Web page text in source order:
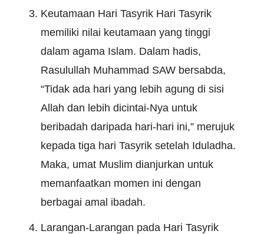
Keutamaan Hari Tasyrik Hari Tasyrik
memiliki nilai keutamaan yang tinggi
dalam agama Islam. Dalam hadis,
Rasulullah Muhammad SAW bersabda,
“Tidak ada hari yang lebih agung di sisi
Allah dan lebih dicintai-Nya untuk
beribadah daripada hari-hari ini,” merujuk
kepada tiga hari Tasyrik setelah Iduladha.
Maka, umat Muslim dianjurkan untuk
memanfaatkan momen ini dengan
berbagai amal ibadah.
Larangan-Larangan pada Hari Tasyrik